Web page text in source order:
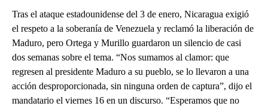
Tras el ataque estadounidense del 3 de enero, Nicaragua exigió
el respeto a la soberanía de Venezuela y reclamó la liberación de
Maduro, pero Ortega y Murillo guardaron un silencio de casi
dos semanas sobre el tema. “Nos sumamos al clamor: que
regresen al presidente Maduro a su pueblo, se lo llevaron a una
acción desproporcionada, sin ninguna orden de captura”, dijo el
mandatario el viernes 16 en un discurso. “Esperamos que no